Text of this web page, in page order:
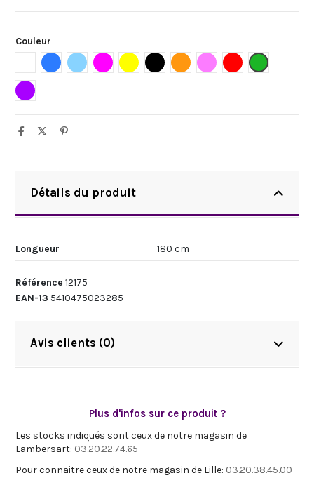
Couleur
Blanc
Bleu Bleu cielFuchsiaJaune Noir Orange Rose Rouge Vert
Violet
Détails du produit
Longueur 180 cm
Référence 12175
EAN-13 5410475023285
Avis clients (0)
Plus d'infos sur ce produit ?
Les stocks indiqués sont ceux de notre magasin de
Lambersart: 03.20.22.74.65
Pour connaitre ceux de notre magasin de Lille: 03.20.38.45.00